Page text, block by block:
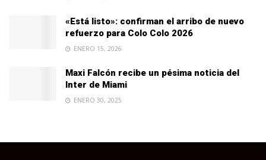
«Está listo»: confirman el arribo de nuevo
refuerzo para Colo Colo 2026
ENERO 15, 2026
Maxi Falcón recibe un pésima noticia del
Inter de Miami
ENERO 30, 2025